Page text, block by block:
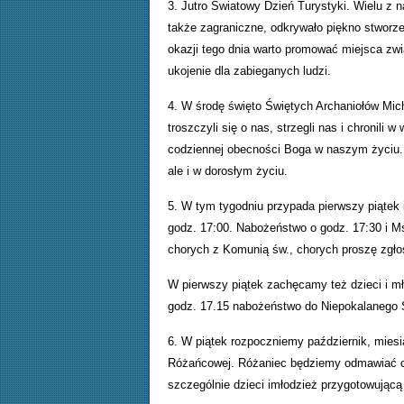
3. Jutro Światowy Dzień Turystyki. Wielu z
także zagraniczne, odkrywało piękno
okazji tego dnia warto promować miejsca
ukojenie dla zabieganych ludzi.
4. W środę święto Świętych Archaniołów
troszczyli się o nas, strzegli nas i chronili w
codziennej obecności Boga w naszym
ale i w dorosłym życiu.
5. W tym tygodniu przypada pierwszy
godz. 17:00. Nabożeństwo o godz. 17:30 i
chorych z Komunią św., chorych proszę
W pierwszy piątek zachęcamy też dzieci i
godz. 17.15 nabożeństwo do
6. W piątek rozpoczniemy październik,
Różańcowej. Różaniec będziemy
szczególnie dzieci imłodzież